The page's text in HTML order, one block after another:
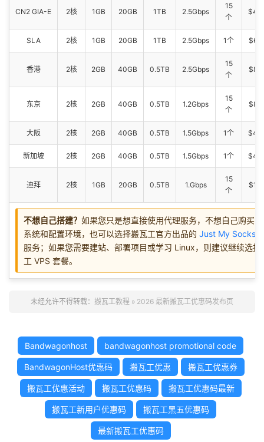
CN2 GIA-E 2核 1GB 20GB 1TB 2.5Gbps
15
个
SLA 2核 1GB 20GB 1TB 2.5Gbps 1个
香港 2核 2GB 40GB 0.5TB 2.5Gbps
15
个
东京 2核 2GB 40GB 0.5TB 1.2Gbps
15
个
大阪 2核 2GB 40GB 0.5TB 1.5Gbps 1个
新加坡 2核 2GB 40GB 0.5TB 1.5Gbps 1个
迪拜 2核 1GB 20GB 0.5TB 1.Gbps
15
个
不想自己搭建？ 如果您只是想直接使用代理服务，不想自己购买
系统和配置环境，也可以选择搬瓦工官方出品的 Just My Socks
服务；如果您需要建站、部署项目或学习 Linux，则建议继续选择
工 VPS 套餐。
未经允许不得转载： 搬瓦工教程 » 2026 最新搬瓦工优惠码发布页
Bandwagonhost bandwagonhost promotional code
BandwagonHost优惠码 搬瓦工优惠 搬瓦工优惠券
搬瓦工优惠活动 搬瓦工优惠码 搬瓦工优惠码最新
搬瓦工新用户优惠码 搬瓦工黑五优惠码
最新搬瓦工优惠码